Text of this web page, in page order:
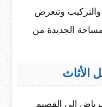
وتتعرض
الجديدة من
الأثاث
الى القصيم